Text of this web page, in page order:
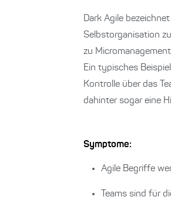
Dark Agile
Selbstorganisation
zu
Ein typisches
Kontrolle über das
dahinter sogar eine
Symptome:
Agile Begriffe
Teams sind für